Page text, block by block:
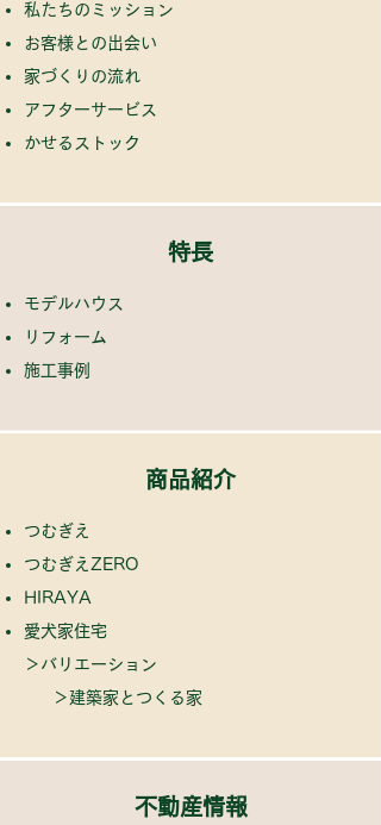
私たちのミッション
お客様との出会い
家づくりの流れ
アフターサービス
​かせるストック
特長
モデルハウス
リフォーム
​施工事例
商品紹介
つむぎえ
つむぎえZERO
HIRAYA
​愛犬家住宅
​＞ バリエーション
＞建築家とつくる家
不動産情報